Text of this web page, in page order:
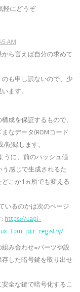
軽にどうぞ
AM
ら言えば自分の求めて
も申し訳ないので、少
ます。
成を保証するもので、
なデータ(ROMコード
記録します。
うに、前のハッシュ値
感じで生成されるた
こか1ヵ所でも変える
いるのかは次のページ
: https://uapi-
み合わせ=パーツや設
した暗号鍵を取り出せ
全な鍵で暗号化するこ